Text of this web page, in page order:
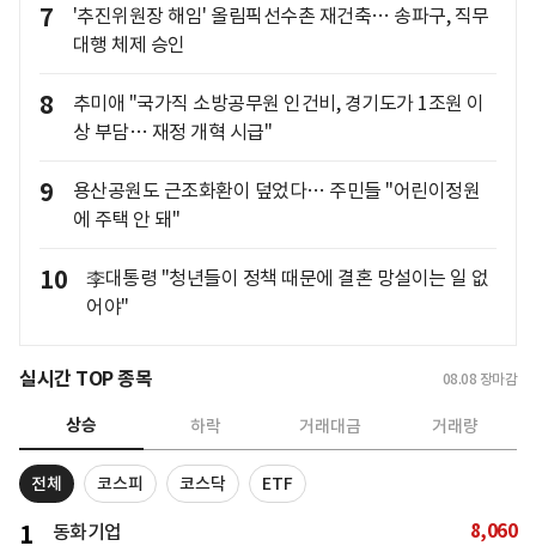
7
'추진위원장 해임' 올림픽선수촌 재건축… 송파구, 직무
대행 체제 승인
8
추미애 "국가직 소방공무원 인건비, 경기도가 1조원 이
상 부담… 재정 개혁 시급"
9
용산공원도 근조화환이 덮었다… 주민들 "어린이정원
에 주택 안 돼"
10
李대통령 "청년들이 정책 때문에 결혼 망설이는 일 없
어야"
실시간 TOP 종목 08.08 장마감
상승 하락 거래대금 거래량
전체 코스피 코스닥 ETF
1 동화기업 8,060